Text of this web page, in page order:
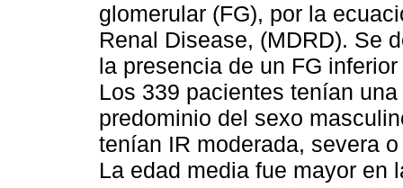
glomerular (FG), por la
Renal Disease, (MDRD). Se
la presencia de un FG
Los 339 pacientes tenían
predominio del sexo
tenían IR moderada, severa
La edad media fue mayor en